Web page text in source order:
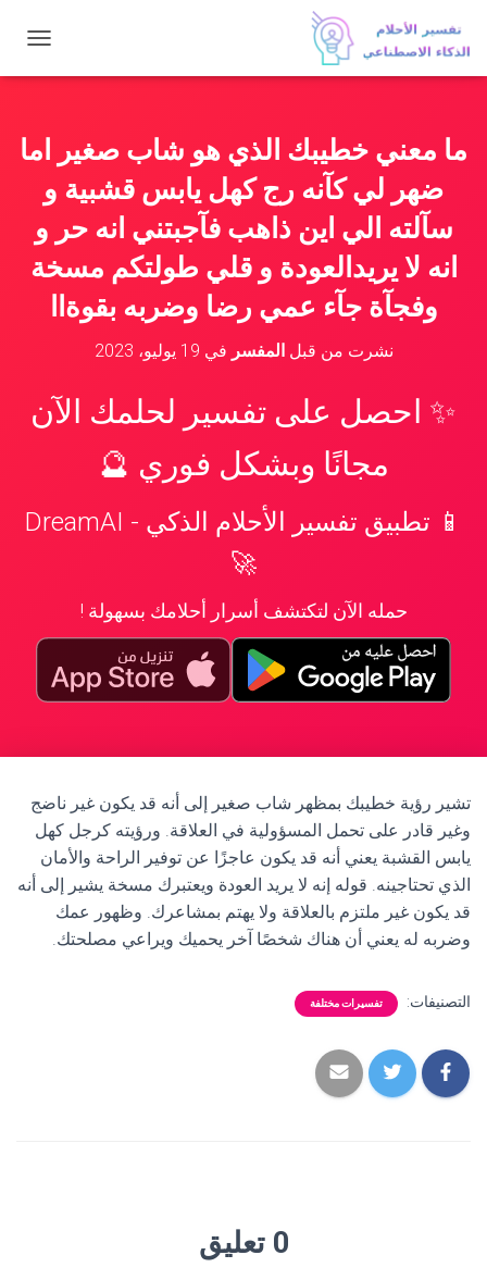
ب
ا
ق
ل
ما معني خطيبك الذي هو شاب صغير اما
ضهر لي كآنه رج كهل يابس قشبية و
سآلته الي اين ذاهب فآجبتني انه حر و
انه لا يريدالعودة و قلي طولتكم مسخة
وفجآة جآء عمي رضا وضربه بقوةاا
نشرت من قبلالمفسر في 19 يوليو، 2023
✨ احصل على تفسير لحلمك الآن
مجانًا وبشكل فوري 🔮
📱 تطبيق تفسير الأحلام الذكي - DreamAI
🚀
حمله الآن لتكتشف أسرار أحلامك بسهولة !
تشير رؤية خطيبك بمظهر شاب صغير إلى أنه قد يكون غير ناضج
وغير قادر على تحمل المسؤولية في العلاقة. ورؤيته كرجل كهل
يابس القشبة يعني أنه قد يكون عاجزًا عن توفير الراحة والأمان
الذي تحتاجينه. قوله إنه لا يريد العودة ويعتبرك مسخة يشير إلى أنه
قد يكون غير ملتزم بالعلاقة ولا يهتم بمشاعرك. وظهور عمك
وضربه له يعني أن هناك شخصًا آخر يحميك ويراعي مصلحتك.
التصنيفات: تفسيرات مختلفة
0 تعليق